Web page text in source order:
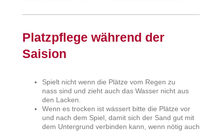
Platzpflege während der
Saision
Spielt nicht wenn die Plätze vom Regen zu
nass sind und zieht auch das Wasser nicht aus
den Lacken.
Wenn es trocken ist wässert bitte die Plätze vor
und nach dem Spiel, damit sich der Sand gut mit
dem Untergrund verbinden kann, wenn nötig auch